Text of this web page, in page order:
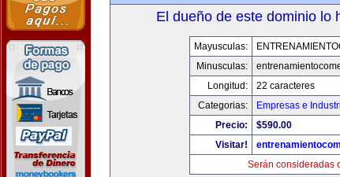
El dueño de este dominio lo
Mayusculas:
Minusculas:
Longitud:
22 caracteres
Categorias:
Empresas e
Precio:
$590.00
Visitar!
Serán consideradas